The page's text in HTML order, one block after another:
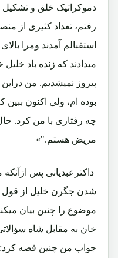
دموکراتیک خلق و
رفتم، تعداد کثیری از
استقبالم آمدند ومرا
میدادند که زنده باد
پیروز نمیشدیم. من
بوده ام، ولی اکنون
چه رفتاری با من کرد.
مریض هستم."»
داکترعبدیانی پس
شدن جگرن خلیل از قول
موضوع را چنین بیان
خان به مقابل شاه
جواب من چنین قصه کرد: